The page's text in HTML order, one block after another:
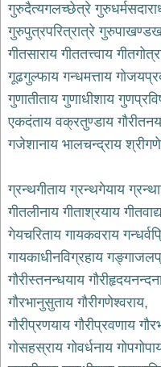
हनुमान
भजन
bhajans
साईं
भजन
sai
bhajans
जैन
jain
bhajans
दुर्गा
भजन
durga
bhajans
भजन
ganesh
bhajans
गुरुदैत्यगलच्छेत्रे
गुरुपुत्रपरित्रात्रे
गीतसाराय गीततत्त्वाय
गूढगुल्फाय गन्धमत्ताय
गुणातीताय गुणाधीशाय
एकदंताय वक्रतुण्डाय
गजेशानाय भालचन्द्राय
ग्रन्थगीताय ग्रन्थगेयाय
गीतलीनाय गीताश्रयाय
गेयचरिताय गायकवराय
गायकाधीनविग्रहाय
गौरीस्तनन्धयाय
गौरभानुसुताय गौरीगणेश्वराय,
गौरीप्रणयाय गौरीप्रवणाय
गोसहस्राय गोवर्धनाय